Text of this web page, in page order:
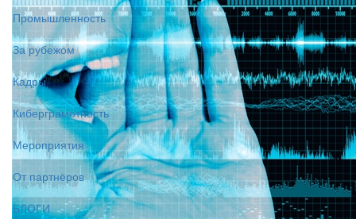
Промышленность
За рубежом
Кадры
Киберграмотность
Мероприятия
От партнёров
БЛОГИ